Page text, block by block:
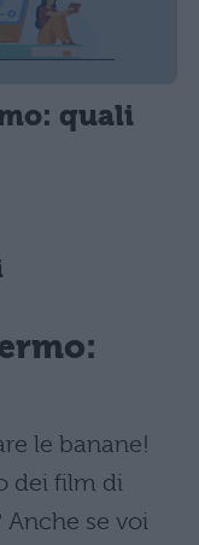
quali
le banane!
dei film di
Anche se voi